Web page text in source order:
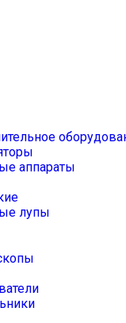
аппараты
лупы